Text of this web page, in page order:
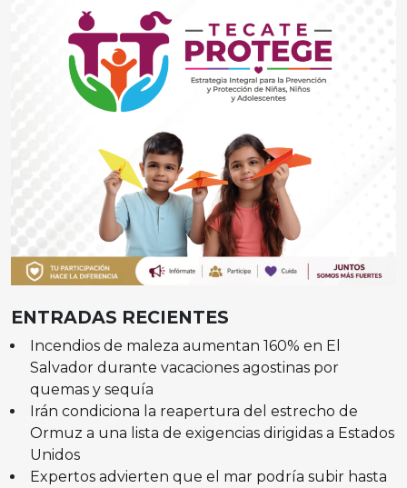
ENTRADAS RECIENTES
Incendios de maleza aumentan 160% en El
Salvador durante vacaciones agostinas por
quemas y sequía
Irán condiciona la reapertura del estrecho de
Ormuz a una lista de exigencias dirigidas a Estados
Unidos
Expertos advierten que el mar podría subir hasta